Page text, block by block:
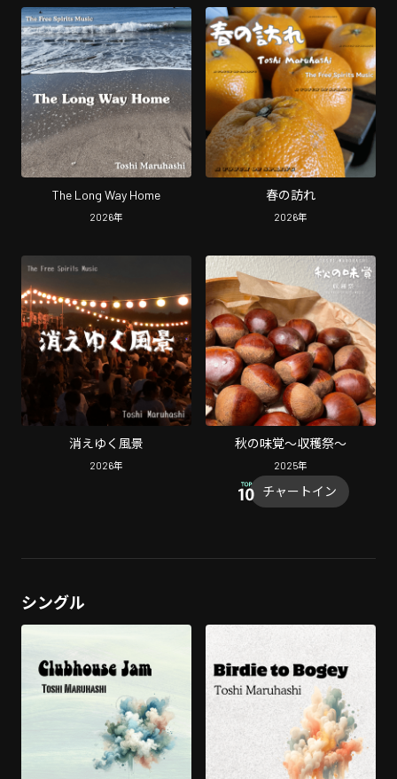
The Long Way Home
2026年
春の訪れ
2026年
消えゆく風景
2026年
秋の味覚〜収穫祭〜
2025年
チャートイン
シングル